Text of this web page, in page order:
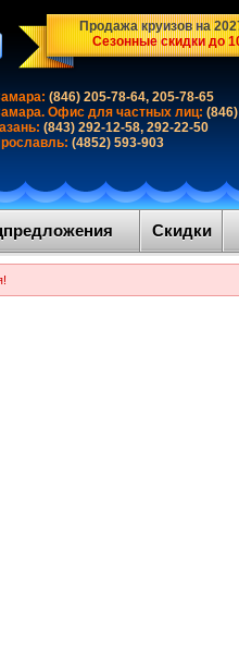
Продажа круизов на
Сезонные скидки до
(846) 205-78-64, 205-78-65
Офис для частных лиц:
(843) 292-12-58, 292-22-50
(4852) 593-903
Скидки